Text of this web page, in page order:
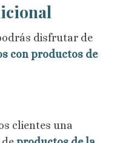
disfrutar de
con productos de
clientes una